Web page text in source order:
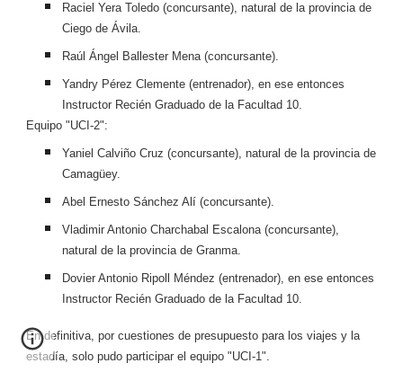
Raciel Yera Toledo (concursante), natural de la provincia de
Ciego de Ávila.
Raúl Ángel Ballester Mena (concursante).
Yandry Pérez Clemente (entrenador), en ese entonces
Instructor Recién Graduado de la Facultad 10.
Equipo "UCI-2":
Yaniel Calviño Cruz (concursante), natural de la provincia de
Camagüey.
Abel Ernesto Sánchez Alí (concursante).
Vladimir Antonio Charchabal Escalona (concursante),
natural de la provincia de Granma.
Dovier Antonio Ripoll Méndez (entrenador), en ese entonces
Instructor Recién Graduado de la Facultad 10.
En definitiva, por cuestiones de presupuesto para los viajes y la
estadía, solo pudo participar el equipo "UCI-1".